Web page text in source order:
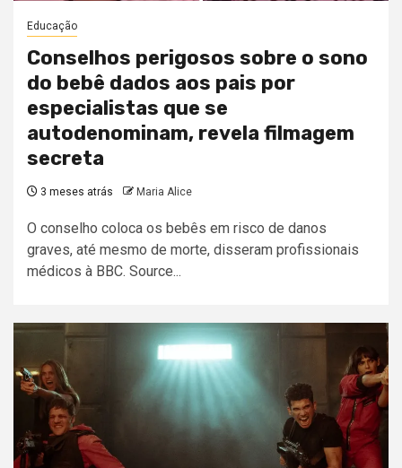
Educação
Conselhos perigosos sobre o sono
do bebê dados aos pais por
especialistas que se
autodenominam, revela filmagem
secreta
3 meses atrás Maria Alice
O conselho coloca os bebês em risco de danos
graves, até mesmo de morte, disseram profissionais
médicos à BBC. Source...